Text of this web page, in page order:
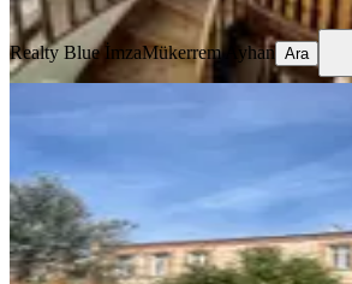
Ara
Realty Blue İmzaMükerrem Ayhan Ara
İzmir, Buca
870 m²·19.06.2026
70.000.000 ₺